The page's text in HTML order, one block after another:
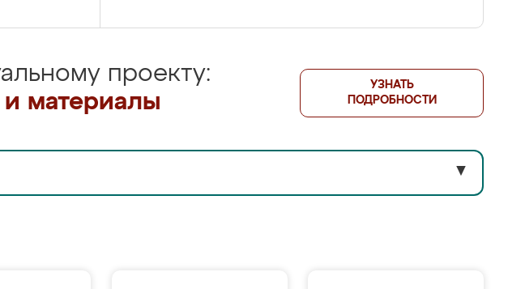
проекту:
материалы
УЗНАТЬ
ПОДРОБНОСТИ
▼